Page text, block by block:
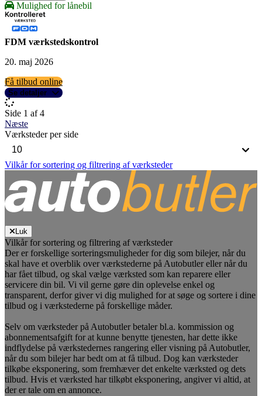
Mulighed for lånebil
FDM værkstedskontrol
20. maj 2026
Få tilbud online
Se detaljer
Side 1 af 4
Næste
Værksteder per side
Vilkår for sortering og filtrering af værksteder
Luk
Vilkår for sortering og filtrering af værksteder
Der er forskellige sorteringsmuligheder for dig som bilejer, når du
skal have et overblik over værkstederne på Autobutler eller når du
har fået tilbud, og skal vælge værksted som kan reparere eller
servicere din bil. Vi vil gerne gøre din oplevelse enkel og
transparent, derfor giver vi dig mulighed for at søge og sortere i dine
tilbud og i værkstederne på forskellige måder.
Selv om værksteder på Autobutler betaler bl.a. kommission og
abonnementsafgift for at kunne benytte tjenesten, har dette ikke
indflydelse på værkstedernes rangering eller visning på Autobutler,
når du som bilejer har bedt om at få tilbud. Dog kan værksteder
tilkøbe eksponering, som fremhæver det enkelte værksted og dets
tilbud. Hvis et værksted har tilkøbt eksponering, angiver vi altid, at
der er tale om en annonce.